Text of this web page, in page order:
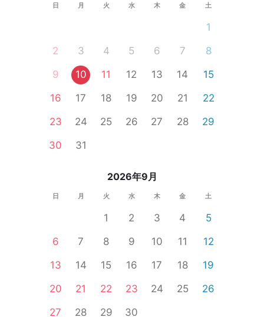
日 月 火 水 木 金 土
1
2
3 4 5 6 7
8
9
10 11 12 13 14
15
16
17 18 19 20 21
22
23
24 25 26 27 28
29
30
31
2026年9月
日 月 火 水 木 金 土
1 2 3 4
5
6
7 8 9 10 11
12
13
14 15 16 17 18
19
20
21 22 23 24 25
26
27
28 29 30